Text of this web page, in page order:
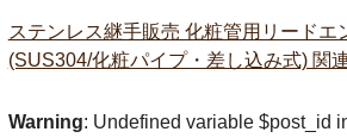
ステンレス継手販売 化粧管用リードエ
(SUS304/化粧パイプ・差し込み式) 関
Warning: Undefined variable $post_id